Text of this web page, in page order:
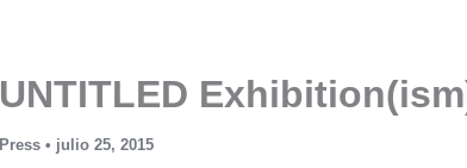
UNTITLED
Press • julio 25, 2015